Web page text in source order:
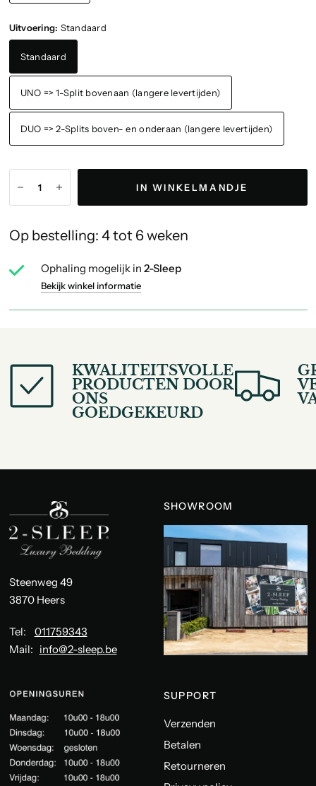
Uitvoering: Standaard
Standaard
UNO => 1-Split bovenaan (langere levertijden)
DUO => 2-Splits boven- en onderaan (langere levertijden)
IN WINKELMANDJE
Op bestelling: 4 tot 6 weken
Ophaling mogelijk in 2-Sleep
Bekijk winkel informatie
KWALITEITSVOLLE
PRODUCTEN DOOR
ONS
GOEDGEKEURD
Steenweg 49
3870 Heers
Tel: 011759343
Mail: info@2-sleep.be
SHOWROOM
SUPPORT
Verzenden
Betalen
Retourneren